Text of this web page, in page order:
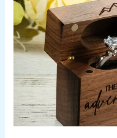
alliance
mariage
:
comment
le
parfait
pour